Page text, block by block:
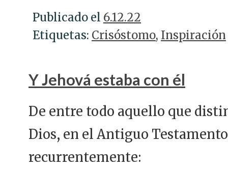
Publicado el 6.12.22
Etiquetas: Crisóstomo, Inspiración
Y Jehová estaba con él
De entre todo aquello que
Dios, en el Antiguo
recurrentemente: